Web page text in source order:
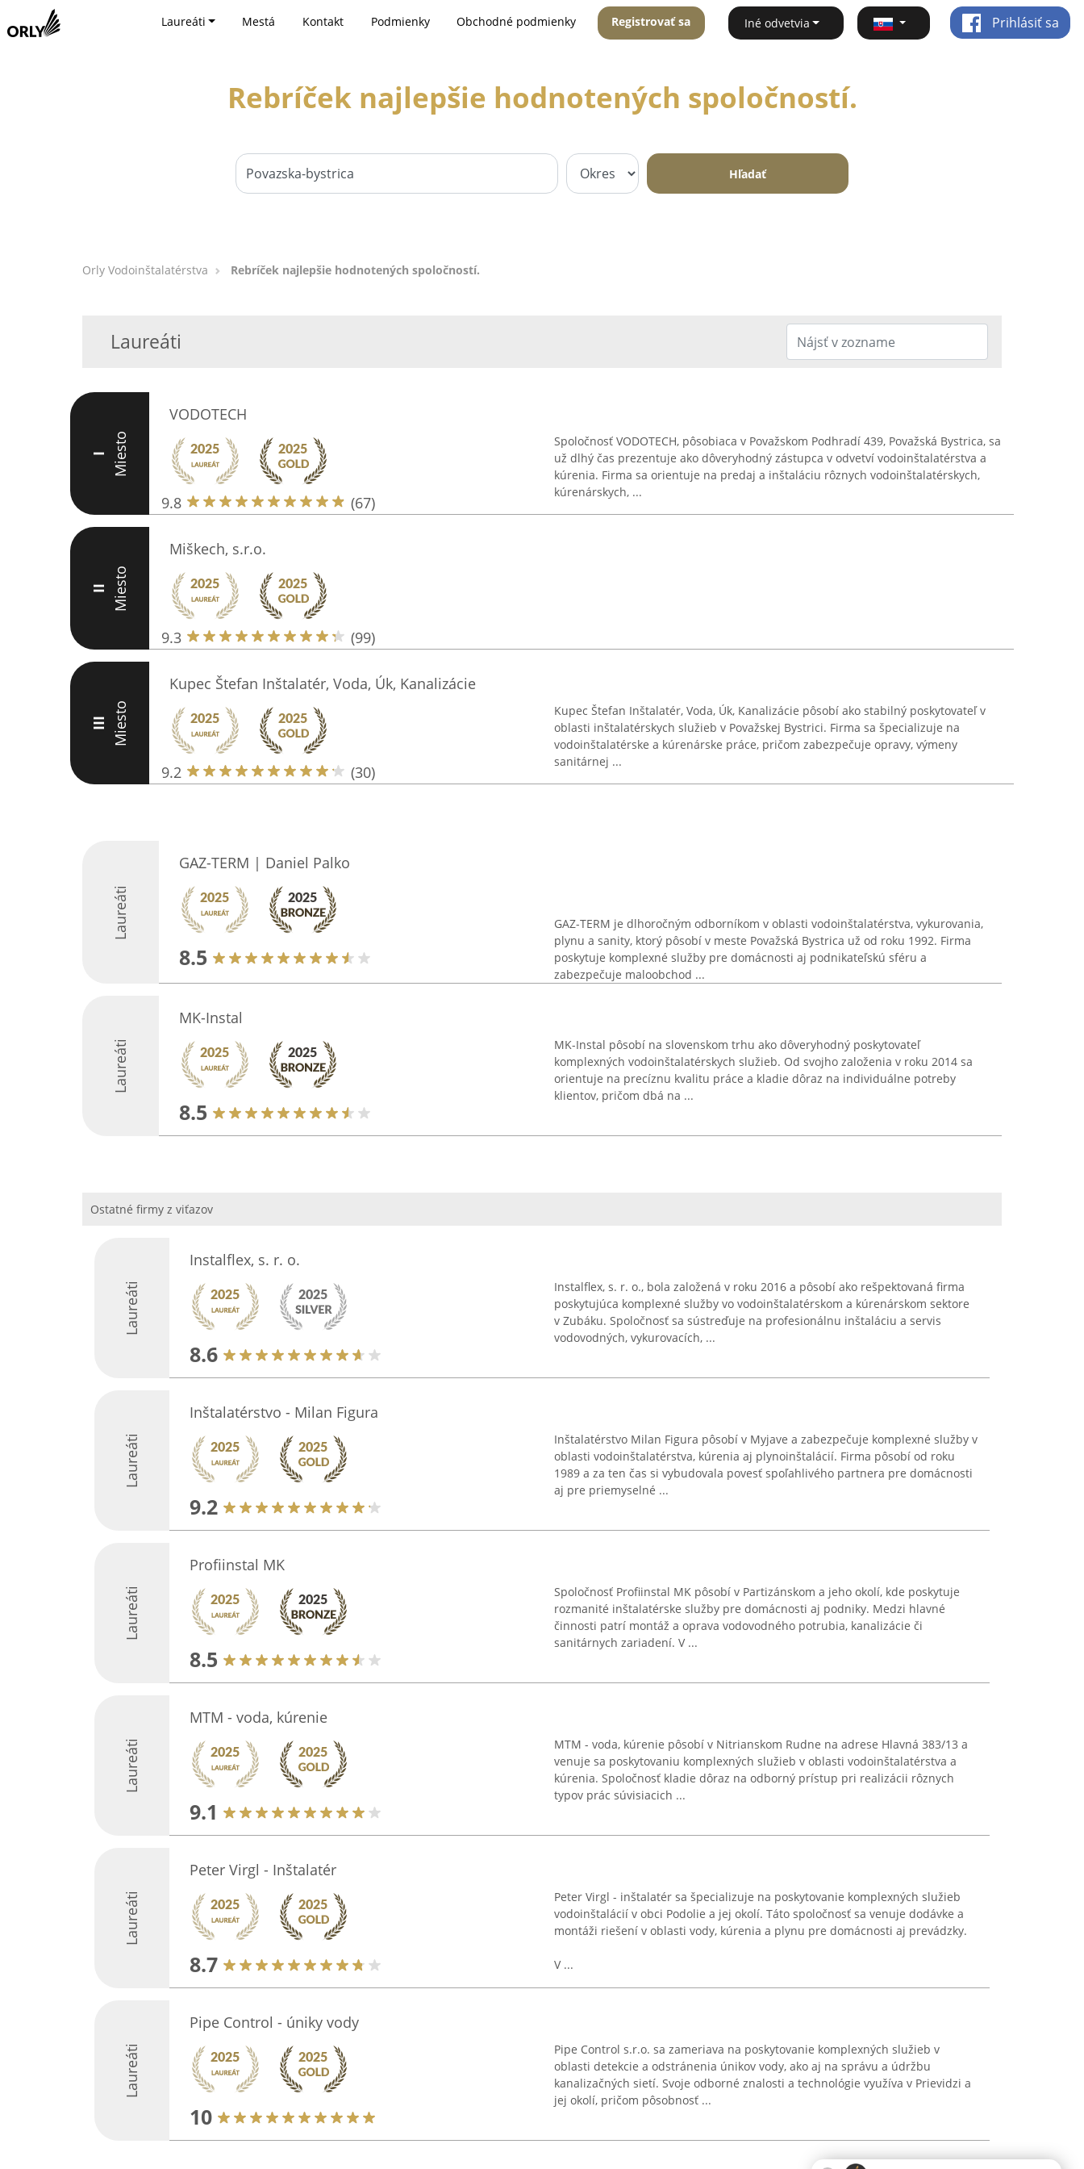
Laureáti Mestá Kontakt Podmienky Obchodné podmienky Registrovať sa Iné odvetvia Prihlásiť sa
Rebríček najlepšie hodnotených spoločností.
Hľadať
Orly Vodoinštalatérstva Rebríček najlepšie hodnotených spoločností.
Laureáti
I Miesto
VODOTECH
9.8 (67)
Spoločnosť VODOTECH, pôsobiaca v Považskom Podhradí 439, Považská Bystrica, sa
už dlhý čas prezentuje ako dôveryhodný zástupca v odvetví vodoinštalatérstva a
kúrenia. Firma sa orientuje na predaj a inštaláciu rôznych vodoinštalatérskych,
kúrenárskych, ...
II Miesto
Miškech, s.r.o.
9.3 (99)
III Miesto
Kupec Štefan Inštalatér, Voda, Úk, Kanalizácie
9.2 (30)
Kupec Štefan Inštalatér, Voda, Úk, Kanalizácie pôsobí ako stabilný poskytovateľ v
oblasti inštalatérskych služieb v Považskej Bystrici. Firma sa špecializuje na
vodoinštalatérske a kúrenárske práce, pričom zabezpečuje opravy, výmeny
sanitárnej ...
Laureáti
GAZ-TERM | Daniel Palko
8.5
GAZ-TERM je dlhoročným odborníkom v oblasti vodoinštalatérstva, vykurovania,
plynu a sanity, ktorý pôsobí v meste Považská Bystrica už od roku 1992. Firma
poskytuje komplexné služby pre domácnosti aj podnikateľskú sféru a
zabezpečuje maloobchod ...
Laureáti
MK-Instal
8.5
MK-Instal pôsobí na slovenskom trhu ako dôveryhodný poskytovateľ
komplexných vodoinštalatérskych služieb. Od svojho založenia v roku 2014 sa
orientuje na precíznu kvalitu práce a kladie dôraz na individuálne potreby
klientov, pričom dbá na ...
Ostatné firmy z viťazov
Laureáti
Instalflex, s. r. o.
8.6
Instalflex, s. r. o., bola založená v roku 2016 a pôsobí ako rešpektovaná firma
poskytujúca komplexné služby vo vodoinštalatérskom a kúrenárskom sektore
v Zubáku. Spoločnosť sa sústreďuje na profesionálnu inštaláciu a servis
vodovodných, vykurovacích, ...
Laureáti
Inštalatérstvo - Milan Figura
9.2
Inštalatérstvo Milan Figura pôsobí v Myjave a zabezpečuje komplexné služby v
oblasti vodoinštalatérstva, kúrenia aj plynoinštalácií. Firma pôsobí od roku
1989 a za ten čas si vybudovala povesť spoľahlivého partnera pre domácnosti
aj pre priemyselné ...
Laureáti
Profiinstal MK
8.5
Spoločnosť Profiinstal MK pôsobí v Partizánskom a jeho okolí, kde poskytuje
rozmanité inštalatérske služby pre domácnosti aj podniky. Medzi hlavné
činnosti patrí montáž a oprava vodovodného potrubia, kanalizácie či
sanitárnych zariadení. V ...
Laureáti
MTM - voda, kúrenie
9.1
MTM - voda, kúrenie pôsobí v Nitrianskom Rudne na adrese Hlavná 383/13 a
venuje sa poskytovaniu komplexných služieb v oblasti vodoinštalatérstva a
kúrenia. Spoločnosť kladie dôraz na odborný prístup pri realizácii rôznych
typov prác súvisiacich ...
Laureáti
Peter Virgl - Inštalatér
8.7
Peter Virgl - inštalatér sa špecializuje na poskytovanie komplexných služieb
vodoinštalácií v obci Podolie a jej okolí. Táto spoločnosť sa venuje dodávke a
montáži riešení v oblasti vody, kúrenia a plynu pre domácnosti aj prevádzky.
V ...
Laureáti
Pipe Control - úniky vody
10
Pipe Control s.r.o. sa zameriava na poskytovanie komplexných služieb v
oblasti detekcie a odstránenia únikov vody, ako aj na správu a údržbu
kanalizačných sietí. Svoje odborné znalosti a technológie využíva v Prievidzi a
jej okolí, pričom pôsobnosť ...